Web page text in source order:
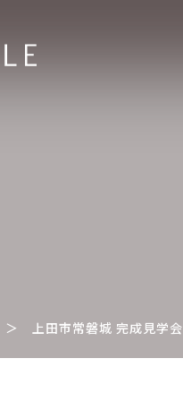
＞上田市常磐城 完成見学会